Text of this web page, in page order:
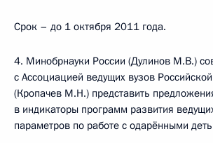
Срок – до 1 октября 2011 года.
4. Минобрнауки России (Дулинов М.В.)
с Ассоциацией ведущих вузов
(Кропачев М.Н.) представить
в индикаторы программ развития
параметров по работе с одарёнными